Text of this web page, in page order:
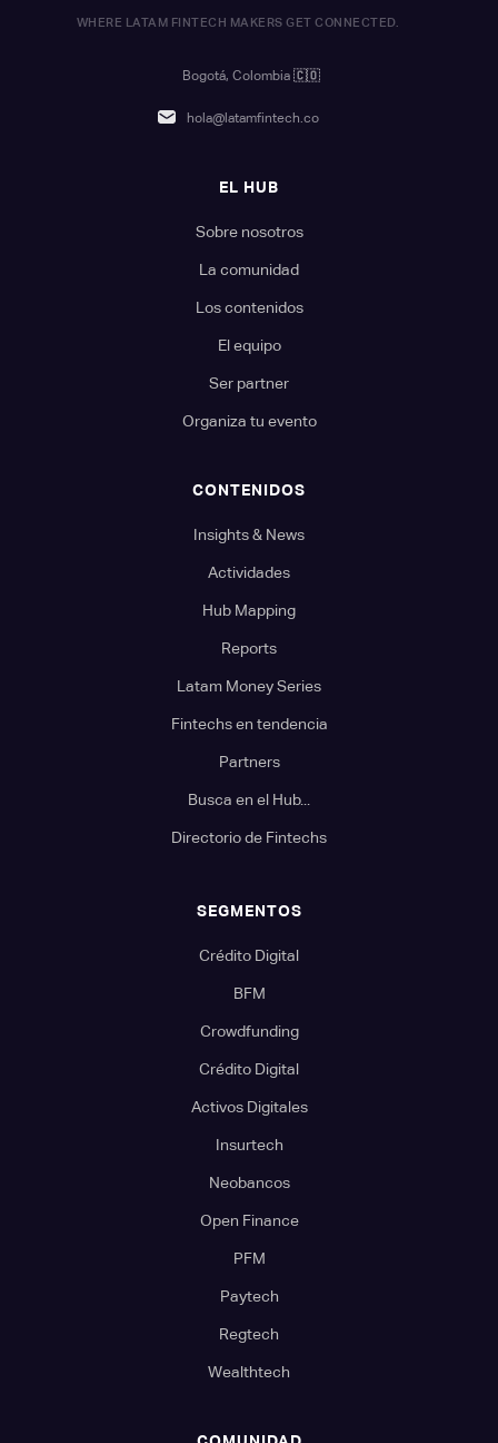
WHERE LATAM FINTECH MAKERS GET CONNECTED.
Bogotá, Colombia 🇨🇴
hola@latamfintech.co
EL HUB
Sobre nosotros
La comunidad
Los contenidos
El equipo
Ser partner
Organiza tu evento
CONTENIDOS
Insights & News
Actividades
Hub Mapping
Reports
Latam Money Series
Fintechs en tendencia
Partners
Busca en el Hub...
Directorio de Fintechs
SEGMENTOS
Crédito Digital
BFM
Crowdfunding
Crédito Digital
Activos Digitales
Insurtech
Neobancos
Open Finance
PFM
Paytech
Regtech
Wealthtech